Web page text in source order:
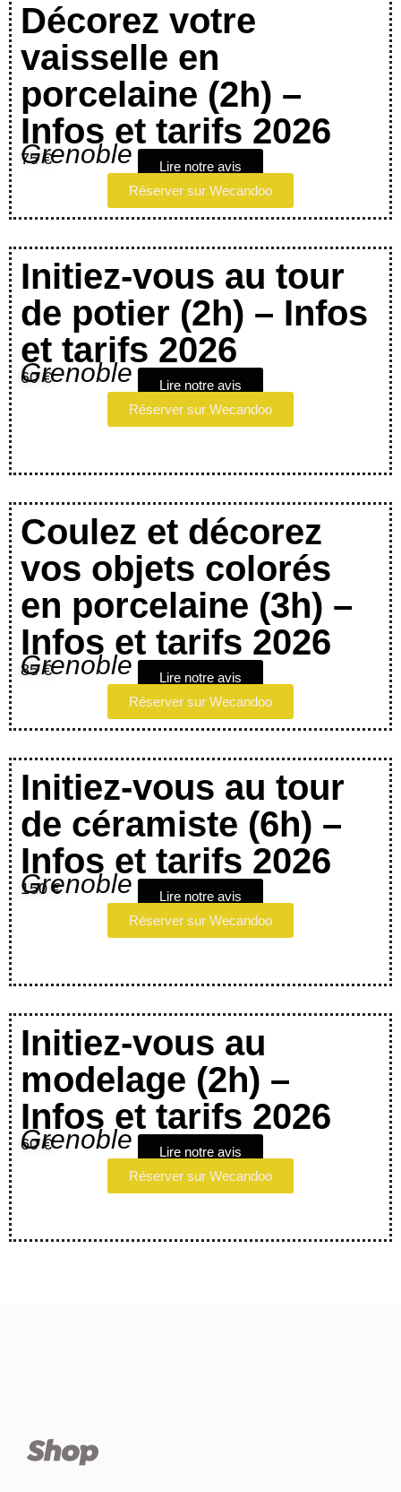
Décorez votre
vaisselle en
porcelaine (2h) –
Infos et tarifs 2026
Grenoble
75 €
Lire notre avis
Réserver sur Wecandoo
Initiez-vous au tour
de potier (2h) – Infos
et tarifs 2026
Grenoble
60 €
Lire notre avis
Réserver sur Wecandoo
Coulez et décorez
vos objets colorés
en porcelaine (3h) –
Infos et tarifs 2026
Grenoble
85 €
Lire notre avis
Réserver sur Wecandoo
Initiez-vous au tour
de céramiste (6h) –
Infos et tarifs 2026
Grenoble
150 €
Lire notre avis
Réserver sur Wecandoo
Initiez-vous au
modelage (2h) –
Infos et tarifs 2026
Grenoble
60 €
Lire notre avis
Réserver sur Wecandoo